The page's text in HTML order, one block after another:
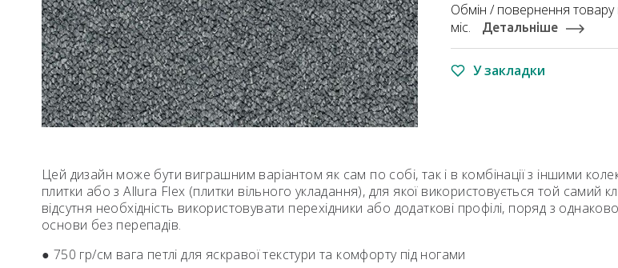
Обмін / повернення товару
міс.
Детальніше
У закладки
Цей дизайн може бути виграшним варіантом як сам по собі, так і в комбінації з іншими
плитки або з Allura Flex (плитки вільного укладання), для якої використовується той самий
відсутня необхідність використовувати перехідники або додаткові профілі, поряд з
основи без перепадів.
● 750 гр/см вага петлі для яскравої текстури та комфорту під ногами